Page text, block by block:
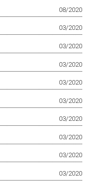
08/2020
03/2020
03/2020
03/2020
03/2020
03/2020
03/2020
03/2020
03/2020
03/2020